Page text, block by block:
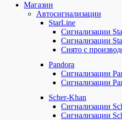
Магазин
Автосигнализации
StarLine
Сигнализации
Сигнализации
Снято с
Pandora
Сигнализации
Сигнализации
Scher-Khan
Сигнализации
Сигнализации